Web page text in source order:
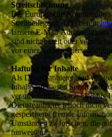
Streitschlichtung
Die Europäische Kommission
Streitbeilegung (OS) bereit:
Unsere E-Mail-Adresse finden
sind nicht bereit oder
vor einer
Haftung für Inhalte
Als Diensteanbieter sind wir
Inhalte auf diesen Seiten nach
verantwortlich. Nach §§ 8 bis
Diensteanbieter jedoch nicht
gespeicherte fremde
Umständen zu forschen, die
hinweisen.